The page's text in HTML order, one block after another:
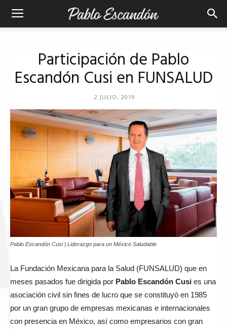
Participación de Pablo
Escandón Cusi en FUNSALUD
2 JULIO, 2019
Pablo Escandón Cusi | Liderazgo para un México Saludable
La Fundación Mexicana para la Salud (FUNSALUD) que en
meses pasados fue dirigida por Pablo Escandón Cusi es una
asociación civil sin fines de lucro que se constituyó en 1985
por un gran grupo de empresas mexicanas e internacionales
con presencia en México, así como empresarios con gran